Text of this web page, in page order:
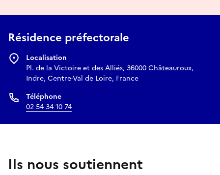
Résidence préfectorale
Localisation
Pl. de la Victoire et des Alliés, 36000 Châteauroux,
Indre, Centre-Val de Loire, France
Téléphone
02 54 34 10 74
Ils nous soutiennent